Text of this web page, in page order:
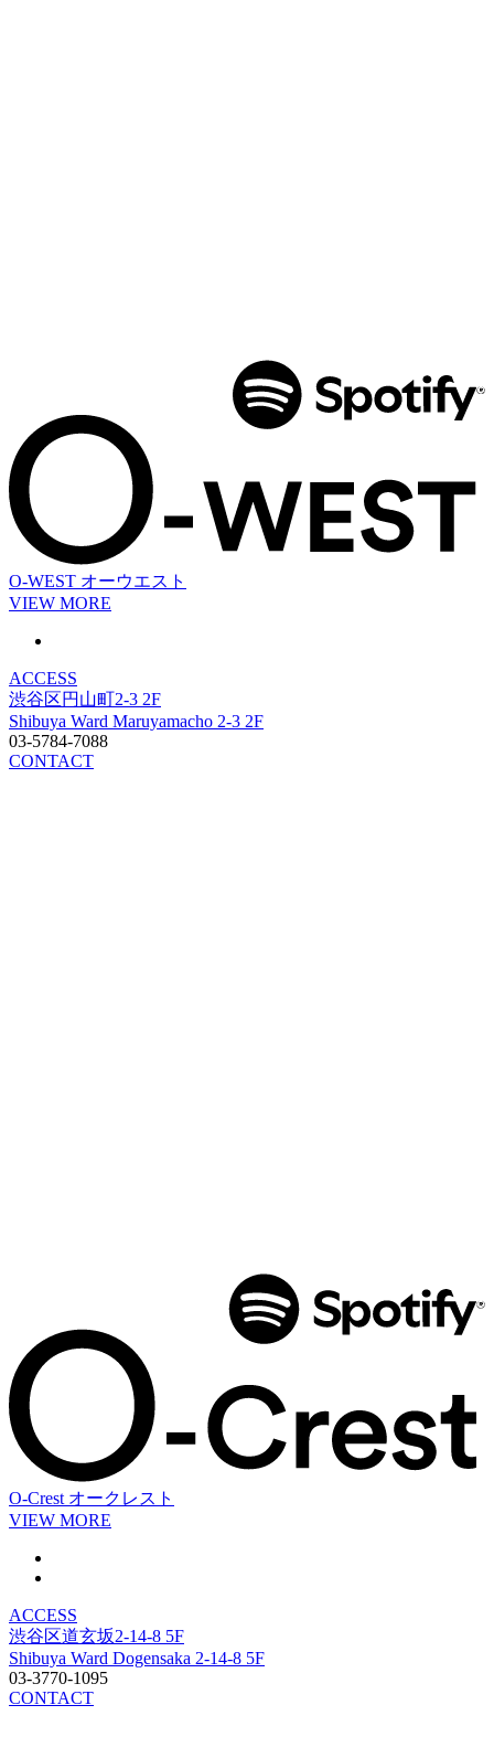
O-WEST オーウエスト
VIEW MORE
ACCESS
渋谷区円山町2-3 2F
Shibuya Ward Maruyamacho 2-3 2F
03-5784-7088
CONTACT
O-Crest オークレスト
VIEW MORE
ACCESS
渋谷区道玄坂2-14-8 5F
Shibuya Ward Dogensaka 2-14-8 5F
03-3770-1095
CONTACT